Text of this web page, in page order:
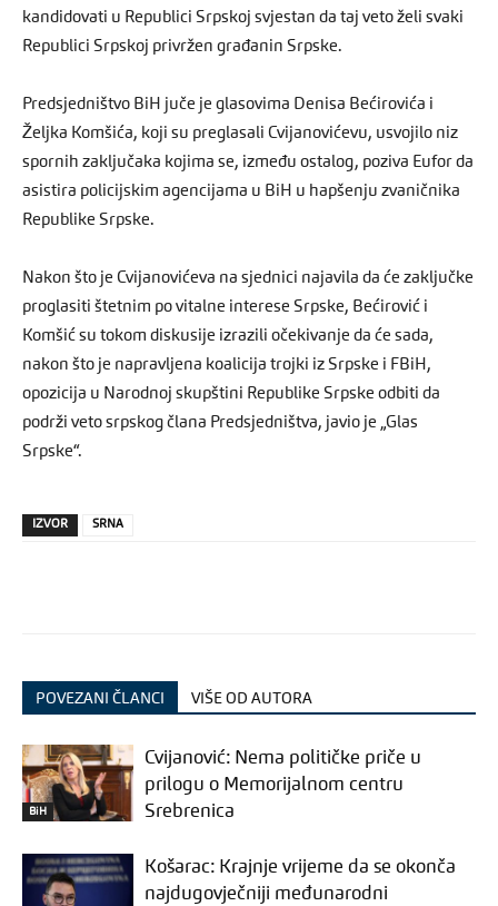
kandidovati u Republici Srpskoj svjestan da taj veto želi svaki
Republici Srpskoj privržen građanin Srpske.
Predsjedništvo BiH juče je glasovima Denisa Bećirovića i
Željka Komšića, koji su preglasali Cvijanovićevu, usvojilo niz
spornih zaključaka kojima se, između ostalog, poziva Eufor da
asistira policijskim agencijama u BiH u hapšenju zvaničnika
Republike Srpske.
Nakon što je Cvijanovićeva na sjednici najavila da će zaključke
proglasiti štetnim po vitalne interese Srpske, Bećirović i
Komšić su tokom diskusije izrazili očekivanje da će sada,
nakon što je napravljena koalicija trojki iz Srpske i FBiH,
opozicija u Narodnoj skupštini Republike Srpske odbiti da
podrži veto srpskog člana Predsjedništva, javio je „Glas
Srpske“.
IZVOR SRNA
POVEZANI ČLANCI VIŠE OD AUTORA
BiH
Cvijanović: Nema političke priče u
prilogu o Memorijalnom centru
Srebrenica
Košarac: Krajnje vrijeme da se okonča
najdugovječniji međunarodni